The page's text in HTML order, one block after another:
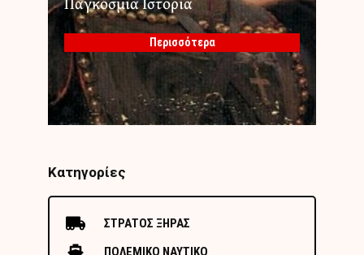
Περισσότερα
Κατηγορίες
ΣΤΡΑΤΟΣ ΞΗΡΑΣ
ΠΟΛΕΜΙΚΟ ΝΑΥΤΙΚΟ